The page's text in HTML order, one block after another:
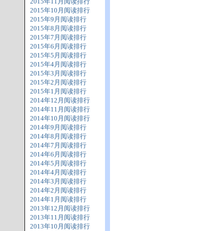
2015年10月阅读排行
2015年9月阅读排行
2015年8月阅读排行
2015年7月阅读排行
2015年6月阅读排行
2015年5月阅读排行
2015年4月阅读排行
2015年3月阅读排行
2015年2月阅读排行
2015年1月阅读排行
2014年12月阅读排行
2014年11月阅读排行
2014年10月阅读排行
2014年9月阅读排行
2014年8月阅读排行
2014年7月阅读排行
2014年6月阅读排行
2014年5月阅读排行
2014年4月阅读排行
2014年3月阅读排行
2014年2月阅读排行
2014年1月阅读排行
2013年12月阅读排行
2013年11月阅读排行
2013年10月阅读排行